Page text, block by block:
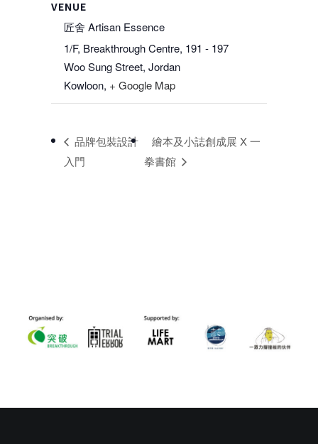
VENUE
匠舍 Artisan Essence
1/F, Breakthrough Centre, 191 - 197
Woo Sung Street, Jordan
Kowloon, + Google Map
品牌包裝設計
入門
繪本及小誌創成展 X 一
拳書館